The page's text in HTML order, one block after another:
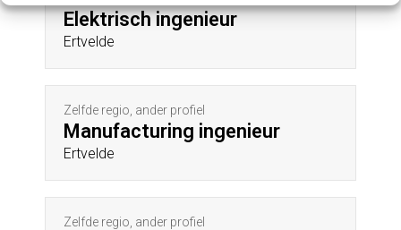
Elektrisch ingenieur
Ertvelde
Zelfde regio, ander profiel
Manufacturing ingenieur
Ertvelde
Zelfde regio, ander profiel